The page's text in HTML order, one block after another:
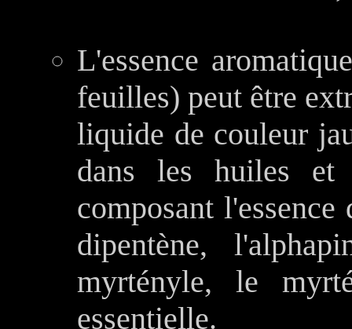
L'essence
feuilles) peut être
liquide de couleur
dans les huiles et
composant
dipentène,
myrtényle, le
essentielle.